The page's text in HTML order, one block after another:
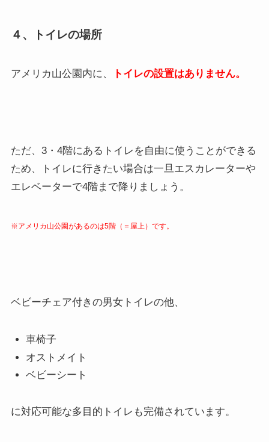
４、トイレの場所
アメリカ山公園内に、 トイレの設置はありません。
ただ、3・4階にあるトイレを自由に使うことができる
ため、トイレに行きたい場合は一旦エスカレーターや
エレベーターで4階まで降りましょう。
※アメリカ山公園があるのは5階（＝屋上）です。
ベビーチェア付きの男女トイレの他、
車椅子
オストメイト
ベビーシート
に対応可能な多目的トイレも完備されています。